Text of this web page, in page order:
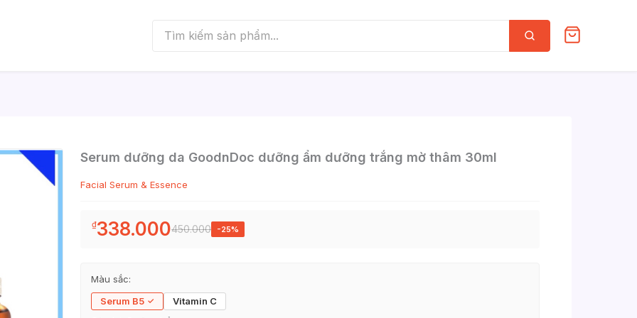
Tìm
kiếm
Serum dưỡng da GoodnDoc dưỡng ẩm dưỡng trắng mờ thâm 30ml
Facial Serum & Essence
₫338.000450.000 -25%
Màu sắc:
Serum B5
Vitamin C